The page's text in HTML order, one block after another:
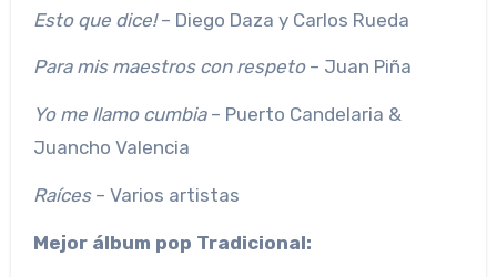
Esto que dice!– Diego Daza y Carlos Rueda
Para mis maestros con respeto– Juan Piña
Yo me llamo cumbia– Puerto Candelaria &
Juancho Valencia
Raíces– Varios artistas
Mejor álbum pop Tradicional: